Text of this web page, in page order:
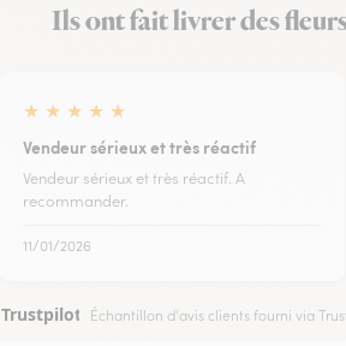
Ils ont fait livrer des
★ ★ ★ ★ ★
Vendeur sérieux et très réactif
Vendeur sérieux et très réactif. A
recommander.
11/01/2026
Trustpilot Échantillon d'avis clients fourni via